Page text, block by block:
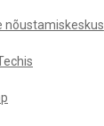
nõustamiskeskus